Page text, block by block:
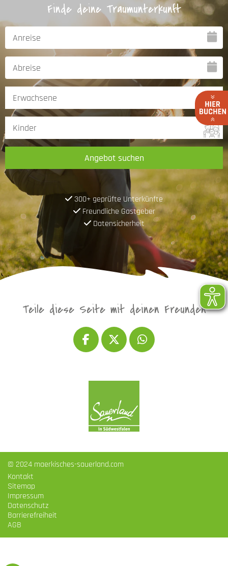
Finde deine Traumunterkunft
Angebot suchen
300+ geprüfte Unterkünfte
Freundliche Gastgeber
Datensicherheit
Teile diese Seite mit deinen Freunden
© 2024 maerkisches-sauerland.com
Kontakt
Sitemap
Impressum
Datenschutz
Barrierefreiheit
AGB